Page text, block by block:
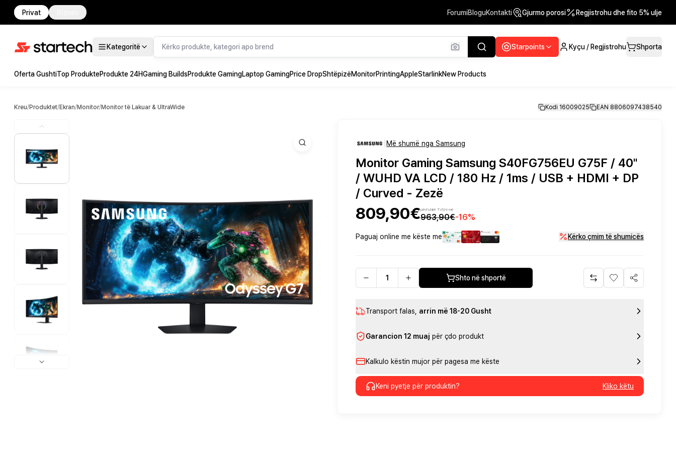
Privat ForumiBloguKontakti Gjurmo porosi Regjistrohu dhe fito 5% ulje
Kategoritë Starpoints Kyçu / Regjistrohu Shporta
Oferta GushtiTop ProdukteProdukte 24HGaming BuildsProdukte GamingLaptop GamingPrice DropShtëpizëMonitorPrintingAppleStarlinkNew Products
Kreu/Produktet/Ekran/Monitor/Monitor të Lakuar & UltraWide Kodi 16009025 EAN 8806097438540
|Më shumë nga Samsung
Monitor Gaming Samsung S40FG756EU G75F / 40"
/ WUHD VA LCD / 180 Hz / 1ms / USB + HDMI + DP
/ Curved - Zezë
809,90€përfshirë TVSH-në
963,90€-16%
Paguaj online me këste me Kërko çmim të shumicës
Shto në shportë
Transport falas arrin më 18-20 Gusht
Garancion 12 muaj për çdo produkt
Kalkulo këstin mujor për pagesa me këste
Keni pyetje për produktin? Kliko këtu